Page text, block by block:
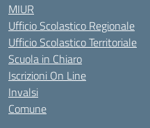
MIUR
Ufficio Scolastico Regionale
Ufficio Scolastico Territoriale
Scuola in Chiaro
Iscrizioni On Line
Invalsi
Comune